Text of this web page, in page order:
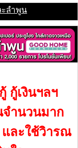
ะลำพูน
กู้เงินฯลฯ
จำนวนมาก
ละใช้วิารณ